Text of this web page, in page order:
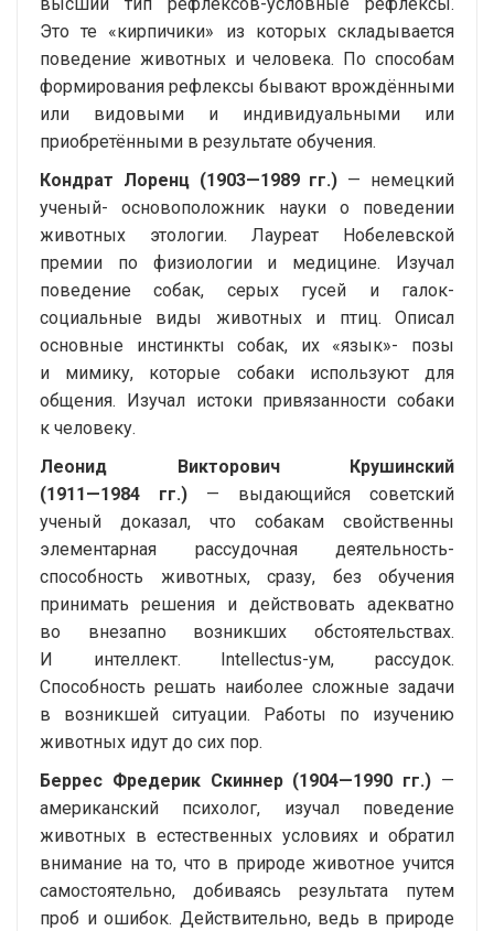
высший тип рефлексов-условные рефлексы.
Это те «кирпичики» из которых складывается
поведение животных и человека. По способам
формирования рефлексы бывают врождёнными
или видовыми и индивидуальными или
приобретёнными в результате обучения.
Кондрат Лоренц (1903—1989 гг.) — немецкий
ученый- основоположник науки о поведении
животных этологии. Лауреат Нобелевской
премии по физиологии и медицине. Изучал
поведение собак, серых гусей и галок-
социальные виды животных и птиц. Описал
основные инстинкты собак, их «язык»- позы
и мимику, которые собаки используют для
общения. Изучал истоки привязанности собаки
к человеку.
Леонид Викторович Крушинский
(1911—1984 гг.) — выдающийся советский
ученый доказал, что собакам свойственны
элементарная рассудочная деятельность-
способность животных, сразу, без обучения
принимать решения и действовать адекватно
во внезапно возникших обстоятельствах.
И интеллект.
Intellectus-ум, рассудок.
Способность решать наиболее сложные задачи
в возникшей ситуации. Работы по изучению
животных идут до сих пор.
Беррес Фредерик Скиннер (1904—1990 гг.) —
американский психолог, изучал поведение
животных в естественных условиях и обратил
внимание на то, что в природе животное учится
самостоятельно, добиваясь результата путем
проб и ошибок. Действительно, ведь в природе